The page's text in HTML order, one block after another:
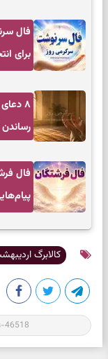
برای
۸
رساندن
کالابرگ